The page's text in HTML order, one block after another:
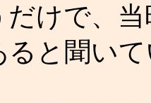
だけで、
ると聞い